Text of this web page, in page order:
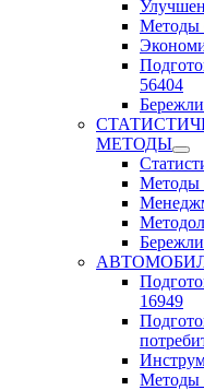
Методы
56404
МЕТОДЫ
Методы
16949
Методы